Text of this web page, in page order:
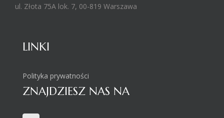
ul. Złota 75A lok. 7, 00-819 Warszawa
LINKI
Polityka prywatności
ZNAJDZIESZ NAS NA